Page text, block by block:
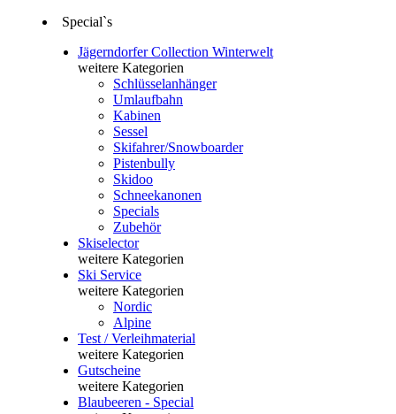
Special`s
Jägerndorfer Collection Winterwelt
weitere Kategorien
Schlüsselanhänger
Umlaufbahn
Kabinen
Sessel
Skifahrer/Snowboarder
Pistenbully
Skidoo
Schneekanonen
Specials
Zubehör
Skiselector
weitere Kategorien
Ski Service
weitere Kategorien
Nordic
Alpine
Test / Verleihmaterial
weitere Kategorien
Gutscheine
weitere Kategorien
Blaubeeren - Special